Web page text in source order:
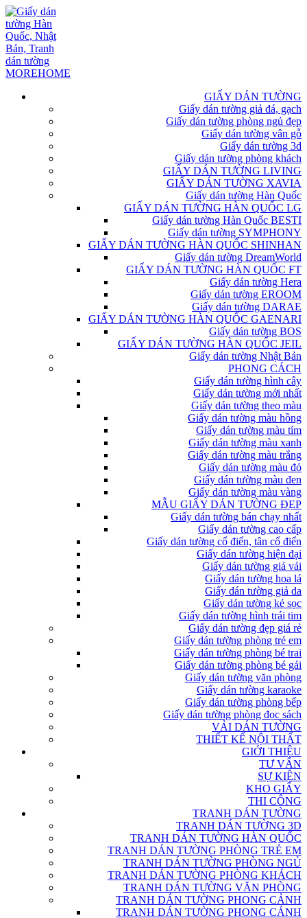
GIẤY DÁN TƯỜNG
Giấy dán tường giả đá, gạch
Giấy dán tường phòng ngủ đẹp
Giấy dán tường vân gỗ
Giấy dán tường 3d
Giấy dán tường phòng khách
GIẤY DÁN TƯỜNG LIVING
GIẤY DÁN TƯỜNG XAVIA
Giấy dán tường Hàn Quốc
GIẤY DÁN TƯỜNG HÀN QUỐC LG
Giấy dán tường Hàn Quốc BESTI
Giấy dán tường SYMPHONY
GIẤY DÁN TƯỜNG HÀN QUỐC SHINHAN
Giấy dán tường DreamWorld
GIẤY DÁN TƯỜNG HÀN QUỐC FT
Giấy dán tường Hera
Giấy dán tường EROOM
Giấy dán tường DARAE
GIẤY DÁN TƯỜNG HÀN QUỐC GAENARI
Giấy dán tường BOS
GIẤY DÁN TƯỜNG HÀN QUỐC JEIL
Giấy dán tường Nhật Bản
PHONG CÁCH
Giấy dán tường hình cây
Giấy dán tường mới nhất
Giấy dán tường theo màu
Giấy dán tường màu hồng
Giấy dán tường màu tím
Giấy dán tường màu xanh
Giấy dán tường màu trắng
Giấy dán tường màu đỏ
Giấy dán tường màu đen
Giấy dán tường màu vàng
MẪU GIẤY DÁN TƯỜNG ĐẸP
Giấy dán tường bán chạy nhất
Giấy dán tường cao cấp
Giấy dán tường cổ điển, tân cổ điển
Giấy dán tường hiện đại
Giấy dán tường giả vải
Giấy dán tường hoa lá
Giấy dán tường giả da
Giấy dán tường kẻ sọc
Giấy dán tường hình trái tim
Giấy dán tường đẹp giá rẻ
Giấy dán tường phòng trẻ em
Giấy dán tường phòng bé trai
Giấy dán tường phòng bé gái
Giấy dán tường văn phòng
Giấy dán tường karaoke
Giấy dán tường phòng bếp
Giấy dán tường phòng đọc sách
VẢI DÁN TƯỜNG
THIẾT KẾ NỘI THẤT
GIỚI THIỆU
TƯ VẤN
SỰ KIỆN
KHO GIẤY
THI CÔNG
TRANH DÁN TƯỜNG
TRANH DÁN TƯỜNG 3D
TRANH DÁN TƯỜNG HÀN QUỐC
TRANH DÁN TƯỜNG PHÒNG TRẺ EM
TRANH DÁN TƯỜNG PHÒNG NGỦ
TRANH DÁN TƯỜNG PHÒNG KHÁCH
TRANH DÁN TƯỜNG VĂN PHÒNG
TRANH DÁN TƯỜNG PHONG CẢNH
TRANH DÁN TƯỜNG PHONG CẢNH